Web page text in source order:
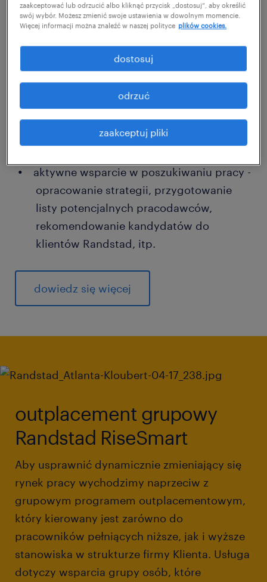
zawodowe - analiza dotychczasowego
przebiegu kariery zawodowej, informacje
na temat mocnych i słabych stron osoby,
feedback po spotkaniach rekrutacyjnych
aktywne wsparcie w poszukiwaniu pracy -
opracowanie strategii, przygotowanie
listy potencjalnych pracodawców,
rekomendowanie kandydatów do
klientów Randstad, itp.
dowiedz się więcej
outplacement grupowy
Randstad RiseSmart
Aby usprawnić dynamicznie zmieniający się
rynek pracy wychodzimy naprzeciw z
grupowym programem outplacementowym,
który kierowany jest zarówno do
pracowników pełniących niższe, jak i wyższe
stanowiska w strukturze firmy Klienta. Usługa
dotyczy wsparcia grupy osób, które
zaakceptować lub odrzucić albo kliknąć przycisk „dostosuj”, aby określić
swój wybór. Możesz zmienić swoje ustawienia w dowolnym momencie.
Więcej informacji można znaleźć w naszej polityce plików cookies.
zaakceptuj pliki
odrzuć
dostosuj